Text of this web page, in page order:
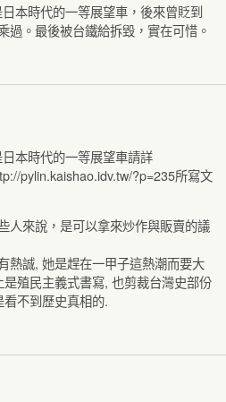
本時代的一等展望車，後來曾貶到
過。最後被台鐵給拆毀，實在可惜。
本時代的一等展望車請詳
pylin.kaishao.idv.tw/?p=235所寫文
人來說，是可以拿來炒作與販賣的議
熱誠, 她是趕在一甲子這熱潮而要大
殖民主義式書寫, 也剪裁台灣史部份
不到歷史真相的.